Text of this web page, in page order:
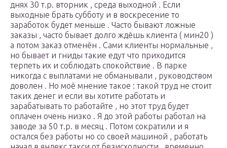
днях 30 т.р. вторник , среда выходной . Если
выходные брать субботу и в воскресение то
заработок будет меньше . Часто бывают ложные
заказы , часто бывает долго ждёшь клиента ( мин20 )
а потом заказ отменён . Сами клиенты нормальные ,
но бывает и гниды такие едут что приходится
терпеть их и соблюдать спокойствие . В парке
никогда с выплатами не обманывали , руководством
доволен . Но моё мнение такое : такой труд не стоит
таких денег и если вы хотите работать и
зарабатывать то работайте , но этот труд будет
оплачен очень низко . Я до этой работы работал на
заводе за 50 т.р. в месяц . Потом сократили и я
остался без работы но со своей машиной , работать